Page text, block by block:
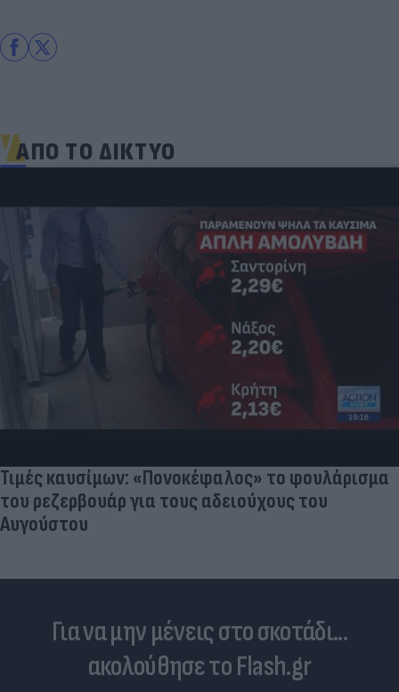
ΑΠΟ ΤΟ ΔΙΚΤΥΟ
Τιμές καυσίμων: «Πονοκέφαλος» το φουλάρισμα
του ρεζερβουάρ για τους αδειούχους του
Αυγούστου
Για να μην μένεις στο σκοτάδι...
ακολούθησε το Flash.gr